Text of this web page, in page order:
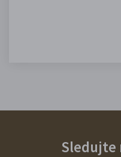
Sledujte